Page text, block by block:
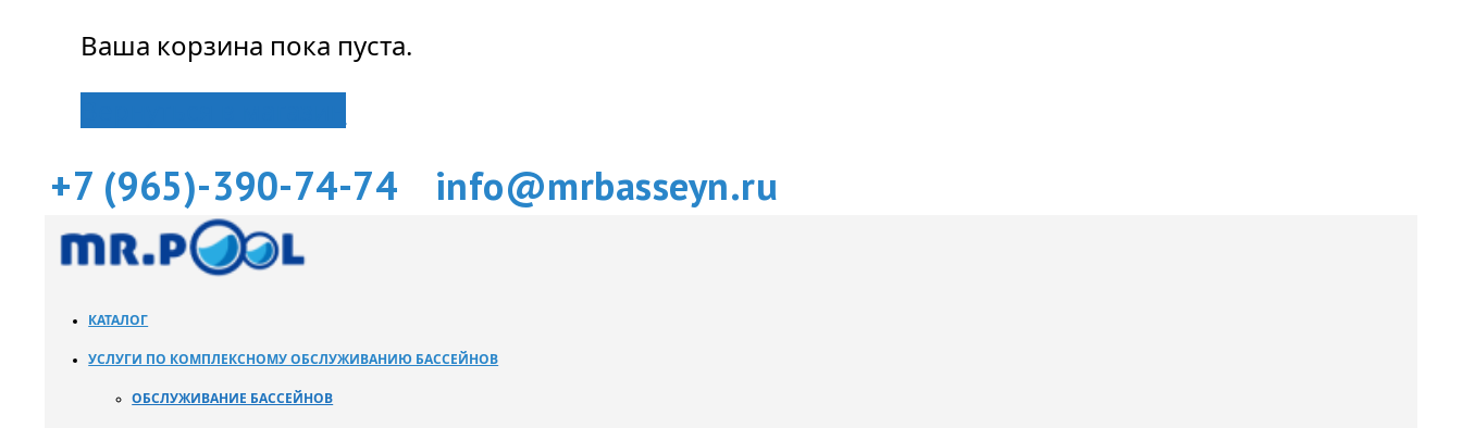
Ваша корзина пока пуста.
+7 (965)-390-74-74 info@mrbasseyn.ru
КАТАЛОГ
УСЛУГИ ПО КОМПЛЕКСНОМУ ОБСЛУЖИВАНИЮ БАССЕЙНОВ
ОБСЛУЖИВАНИЕ БАССЕЙНОВ